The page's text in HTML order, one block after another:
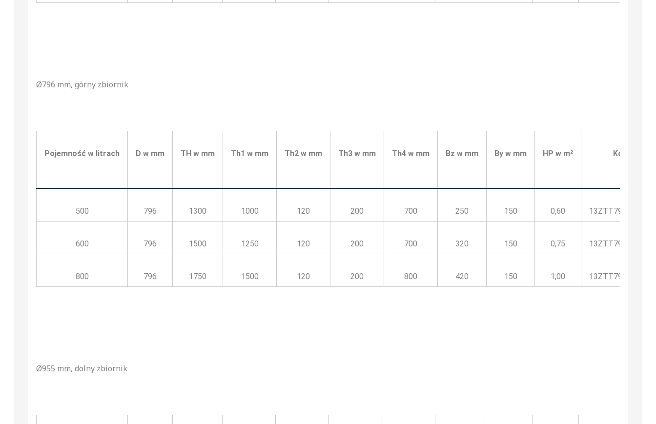
Ø796 mm, górny zbiornik
Pojemność w litrach D w mm TH w mm Th1 w mm Th2 w mm Th3 w mm Th4 w mm Bz w mm By w mm HP w m² Kod
500 796 1300 1000 120 200 700 250 150 0,60 13ZTT796500HP
600 796 1500 1250 120 200 700 320 150 0,75 13ZTT796600HP
800 796 1750 1500 120 200 800 420 150 1,00 13ZTT796800HP
Ø955 mm, dolny zbiornik